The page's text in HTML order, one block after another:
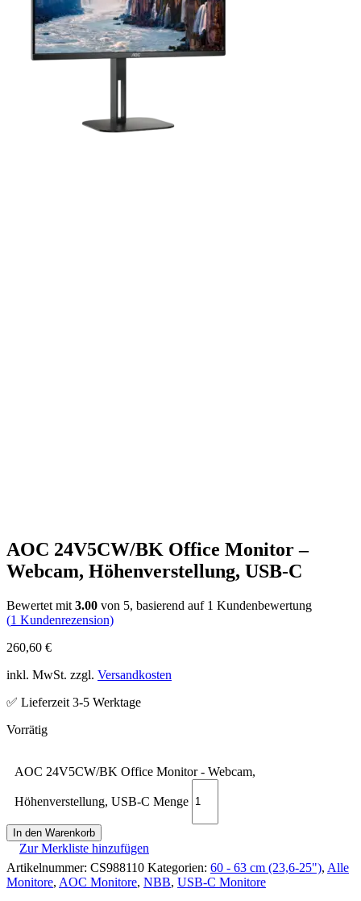
AOC 24V5CW/BK Office Monitor –
Webcam, Höhenverstellung, USB-C
Bewertet mit 3.00 von 5, basierend auf 1 Kundenbewertung
(1 Kundenrezension)
260,60 €
inkl. MwSt. zzgl. Versandkosten
✅ Lieferzeit 3-5 Werktage
AOC 24V5CW/BK Office Monitor - Webcam,
Höhenverstellung, USB-C Menge
In den Warenkorb
Zur Merkliste hinzufügen
Artikelnummer: CS988110 Kategorien: 60 - 63 cm (23,6-25"), Alle
Monitore, AOC Monitore, NBB, USB-C Monitore